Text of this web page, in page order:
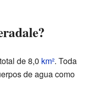
de 8,0 km². Toda
de agua como